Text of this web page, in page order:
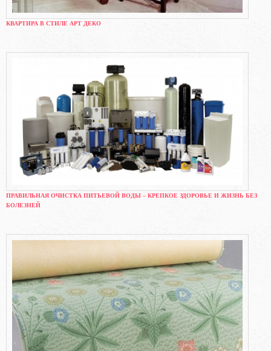
КВАРТИРА В СТИЛЕ АРТ ДЕКО
ПРАВИЛЬНАЯ ОЧИСТКА ПИТЬЕВОЙ ВОДЫ – КРЕПКОЕ ЗДОРОВЬЕ И ЖИЗНЬ БЕЗ
БОЛЕЗНЕЙ